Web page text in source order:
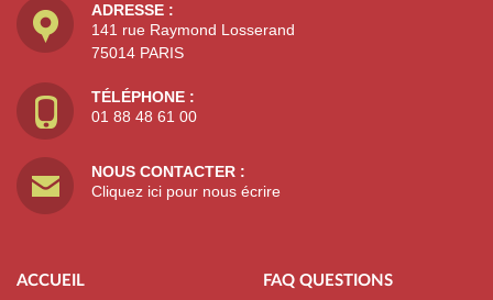
ADRESSE :
141 rue Raymond Losserand
75014 PARIS
TÉLÉPHONE :
01 88 48 61 00
NOUS CONTACTER :
Cliquez ici pour nous écrire
ACCUEIL FAQ QUESTIONS